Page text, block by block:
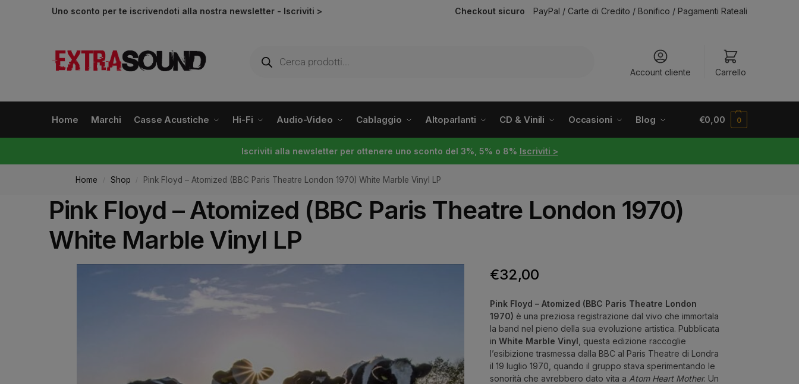
Uno sconto per te iscrivendoti alla nostra newsletter - Iscriviti > Checkout sicuro PayPal / Carte di Credito / Bonifico / Pagamenti Rateali
Account cliente Carrello
Home Marchi Casse Acustiche Hi-Fi Audio-Video Cablaggio Altoparlanti CD & Vinili Occasioni Blog €0,00 0
Iscriviti alla newsletter per ottenere uno sconto del 3%, 5% o 8% Iscriviti >
Home / Shop / Pink Floyd – Atomized (BBC Paris Theatre London 1970) White Marble Vinyl LP
Pink Floyd – Atomized (BBC Paris Theatre London 1970)
White Marble Vinyl LP
€32,00
Pink Floyd – Atomized (BBC Paris Theatre London
1970) è una preziosa registrazione dal vivo che immortala
la band nel pieno della sua evoluzione artistica. Pubblicata
inWhite Marble Vinyl , questa edizione raccoglie
l’esibizione trasmessa dalla BBC al Paris Theatre di Londra
il 19 luglio 1970, quando il gruppo stava sperimentando le
sonorità che avrebbero dato vita a Atom Heart Mother. Un